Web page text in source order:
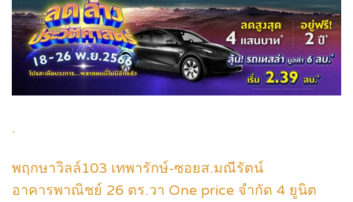
.
พฤกษาวิลล์103 เทพารักษ์-ซอยส.มณีรัตน์
อาคารพาณิชย์ 26 ตร.วา One price จำกัด 4 ยูนิต